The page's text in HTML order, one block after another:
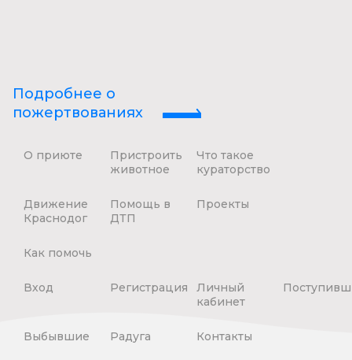
Подробнее о
пожертвованиях
О приюте
Пристроить
животное
Что такое
кураторство
Движение
Краснодог
Помощь в
ДТП
Проекты
Как помочь
Вход Регистрация
Личный
кабинет
Выбывшие Радуга Контакты